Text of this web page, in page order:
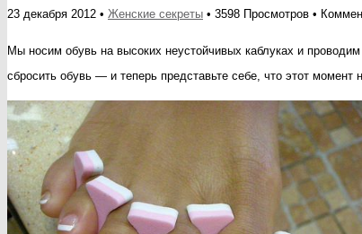
23 декабря 2012 • Женские секреты • 3598 Просмотров •
Мы носим обувь на высоких неустойчивых каблуках и
сбросить обувь — и теперь представьте себе, что этот